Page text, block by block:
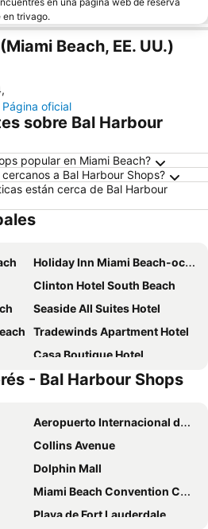
en trivago.
Beach, EE. UU.)
,
Página oficial
sobre Bal Harbour
popular en Miami Beach?
a Bal Harbour Shops?
están cerca de Bal Harbour
Holiday Inn Miami Beach-oceanfront By Ihg
Clinton Hotel South Beach
Seaside All Suites Hotel
Tradewinds Apartment Hotel
Casa Boutique Hotel
Lexington by Hotel RL Miami Beach
Aqua Hotel & Suites
Sherry Frontenac Oceanfront Hotel
Miami Gardens Inn & Suites
Tru by Hilton Miami West Brickell
Viajero Miami
- Bal Harbour Shops
Aeropuerto Internacional de Miami
Collins Avenue
Dolphin Mall
Miami Beach Convention Center
Playa de Fort Lauderdale